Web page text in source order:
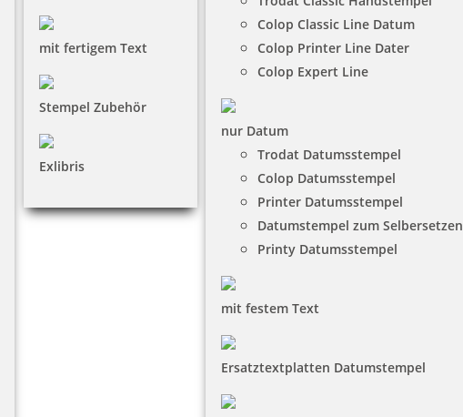
mit fertigem Text
Stempel Zubehör
Exlibris
Colop Classic Line Datum
Colop Printer Line Dater
Colop Expert Line
nur Datum
Trodat Datumsstempel
Colop Datumsstempel
Printer Datumsstempel
Datumstempel zum Selbersetzen
Printy Datumsstempel
mit festem Text
Ersatztextplatten Datumstempel